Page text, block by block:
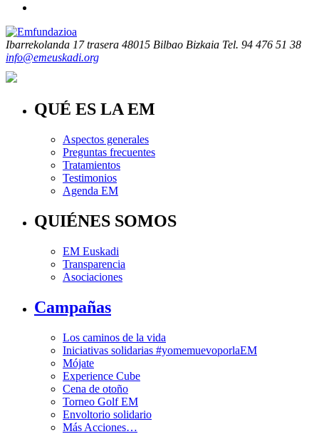
Ibarrekolanda 17 trasera 48015 Bilbao Bizkaia Tel. 94 476 51 38
info@emeuskadi.org
QUÉ ES LA EM
Aspectos generales
Preguntas frecuentes
Tratamientos
Testimonios
Agenda EM
QUIÉNES SOMOS
EM Euskadi
Transparencia
Asociaciones
Campañas
Los caminos de la vida
Iniciativas solidarias #yomemuevoporlaEM
Mójate
Experience Cube
Cena de otoño
Torneo Golf EM
Envoltorio solidario
Más Acciones…